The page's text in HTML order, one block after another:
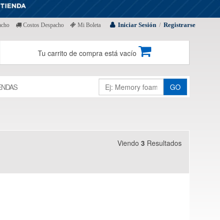
Iniciar Sesión / Registrarse
Costos Despacho Mi Boleta
Tu carrito de compra está vacío
GO
Viendo 3 Resultados